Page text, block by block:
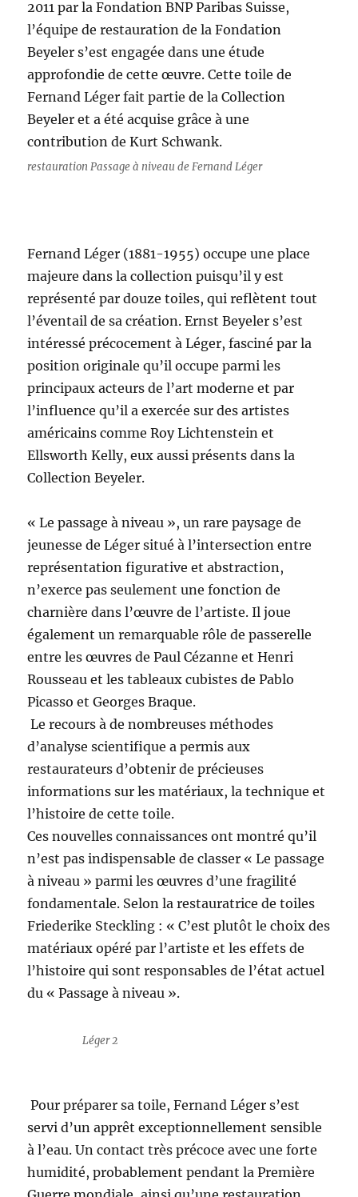
2011 par la Fondation BNP Paribas Suisse,
l’équipe de restauration de la Fondation
Beyeler s’est engagée dans une étude
approfondie de cette œuvre. Cette toile de
Fernand Léger fait partie de la Collection
Beyeler et a été acquise grâce à une
contribution de Kurt Schwank.
restauration Passage à niveau de Fernand Léger
Fernand Léger (1881-1955) occupe une place
majeure dans la collection puisqu’il y est
représenté par douze toiles, qui reflètent tout
l’éventail de sa création. Ernst Beyeler s’est
intéressé précocement à Léger, fasciné par la
position originale qu’il occupe parmi les
principaux acteurs de l’art moderne et par
l’influence qu’il a exercée sur des artistes
américains comme Roy Lichtenstein et
Ellsworth Kelly, eux aussi présents dans la
Collection Beyeler.
« Le passage à niveau », un rare paysage de
jeunesse de Léger situé à l’intersection entre
représentation figurative et abstraction,
n’exerce pas seulement une fonction de
charnière dans l’œuvre de l’artiste. Il joue
également un remarquable rôle de passerelle
entre les œuvres de Paul Cézanne et Henri
Rousseau et les tableaux cubistes de Pablo
Picasso et Georges Braque.
Le recours à de nombreuses méthodes
d’analyse scientifique a permis aux
restaurateurs d’obtenir de précieuses
informations sur les matériaux, la technique et
l’histoire de cette toile.
Ces nouvelles connaissances ont montré qu’il
n’est pas indispensable de classer « Le passage
à niveau » parmi les œuvres d’une fragilité
fondamentale. Selon la restauratrice de toiles
Friederike Steckling : « C’est plutôt le choix des
matériaux opéré par l’artiste et les effets de
l’histoire qui sont responsables de l’état actuel
du « Passage à niveau ».
Léger 2
Pour préparer sa toile, Fernand Léger s’est
servi d’un apprêt exceptionnellement sensible
à l’eau. Un contact très précoce avec une forte
humidité, probablement pendant la Première